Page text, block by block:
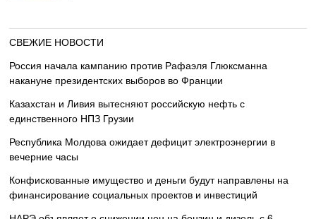
СВЕЖИЕ НОВОСТИ
Россия начала кампанию против Рафаэля Глюксманна
накануне президентских выборов во Франции
Казахстан и Ливия вытесняют российскую нефть с
единственного НПЗ Грузии
Республика Молдова ожидает дефицит электроэнергии в
вечерние часы
Конфискованные имущество и деньги будут направлены на
финансирование социальных проектов и инвестиций